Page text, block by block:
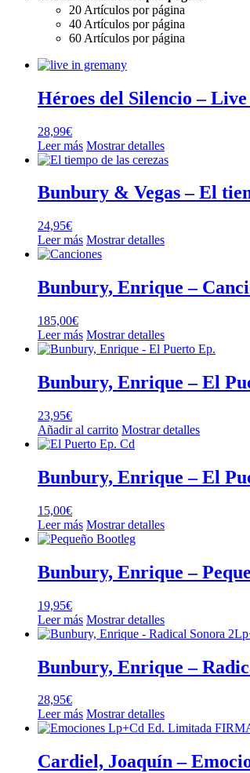
20 Artículos por página
40 Artículos por página
60 Artículos por página
Héroes del Silencio –
28,99€
Leer más Mostrar detalles
Bunbury & Vegas – El
24,95€
Leer más Mostrar detalles
Bunbury, Enrique –
185,00€
Leer más Mostrar detalles
Bunbury, Enrique – El
23,95€
Añadir al carrito Mostrar detalles
Bunbury, Enrique – El
15,00€
Leer más Mostrar detalles
Bunbury, Enrique –
19,95€
Leer más Mostrar detalles
Bunbury, Enrique –
28,95€
Leer más Mostrar detalles
Cardiel, Joaquín –